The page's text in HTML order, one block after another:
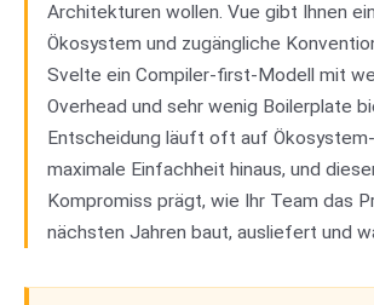
Architekturen wollen. Vue gibt Ihnen
Ökosystem und zugängliche
Svelte ein Compiler-first-Modell mit
Overhead und sehr wenig Boilerplate
Entscheidung läuft oft auf
maximale Einfachheit hinaus, und
Kompromiss prägt, wie Ihr Team das
nächsten Jahren baut, ausliefert und